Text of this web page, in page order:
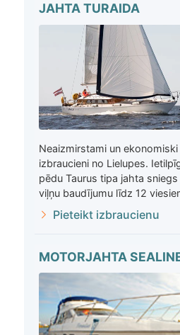
JAHTA TURAIDA
Neaizmirstami un ekonomiski
izbraucieni no Lielupes.
pēdu Taurus tipa jahta sniegs
viļņu baudījumu līdz 12
Pieteikt izbraucienu
MOTORJAHTA